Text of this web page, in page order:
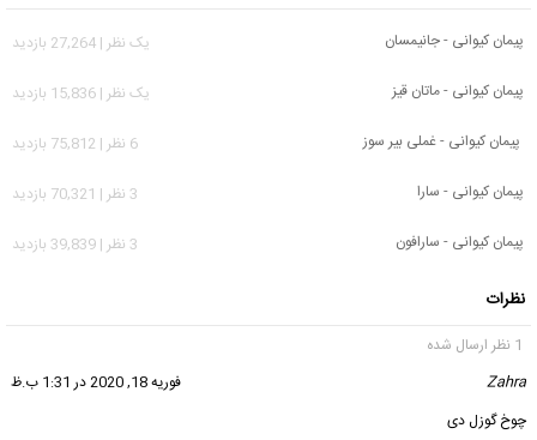
پیمان کیوانی - جانیمسان
يک نظر | 27,264 بازدید
پیمان کیوانی - ماتان قیز
يک نظر | 15,836 بازدید
پیمان کیوانی - غملی بیر سوز
6 نظر | 75,812 بازدید
پیمان کیوانی - سارا
3 نظر | 70,321 بازدید
پیمان کیوانی - سارافون
3 نظر | 39,839 بازدید
نظرات
1 نظر ارسال شده
Zahra
فوریه 18, 2020 در 1:31 ب.ظ
چوخ گوزل دی